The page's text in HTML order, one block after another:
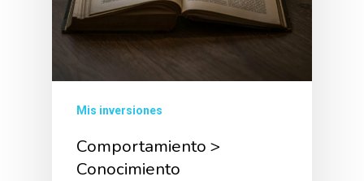
Mis inversiones
Comportamiento >
Conocimiento